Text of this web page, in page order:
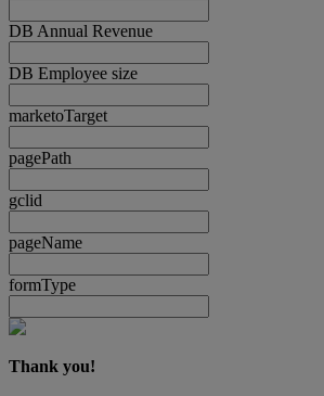
DB Annual Revenue
DB Employee size
marketoTarget
pagePath
gclid
pageName
formType
Thank you!